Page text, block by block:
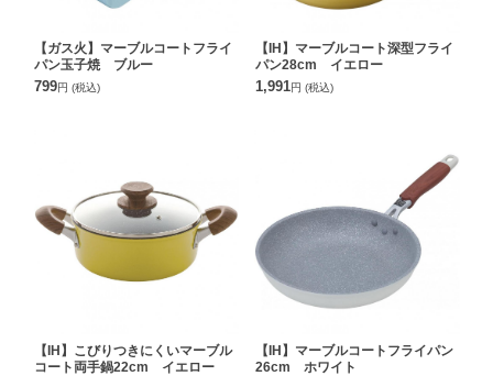
【ガス火】マーブルコートフライ
パン玉子焼 ブルー
799円 (税込)
【IH】マーブルコート深型フライ
パン28cm イエロー
1,991円 (税込)
【IH】こびりつきにくいマーブル
コート両手鍋22cm イエロー
【IH】マーブルコートフライパン
26cm ホワイト